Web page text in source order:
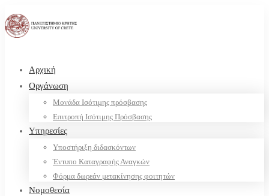
Αρχική
Οργάνωση
Μονάδα Ισότιμης πρόσβασης
Επιτροπή Ισότιμης Πρόσβασης
Υπηρεσίες
Υποστήριξη διδασκόντων
Έντυπο Καταγραφής Αναγκών
Φόρμα δωρεάν μετακίνησης φοιτητών
Νομοθεσία